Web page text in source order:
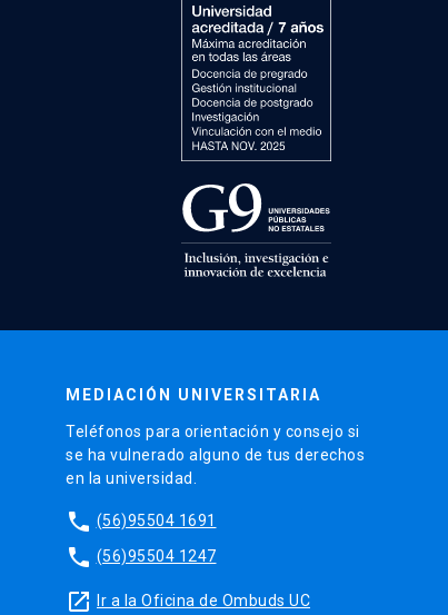
MEDIACIÓN UNIVERSITARIA
Teléfonos para orientación y consejo si
se ha vulnerado alguno de tus derechos
en la universidad.
phone (56)95504 1691
phone (56)95504 1247
launch Ir a la Oficina de Ombuds UC